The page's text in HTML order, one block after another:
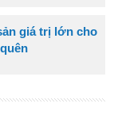
giá trị lớn cho